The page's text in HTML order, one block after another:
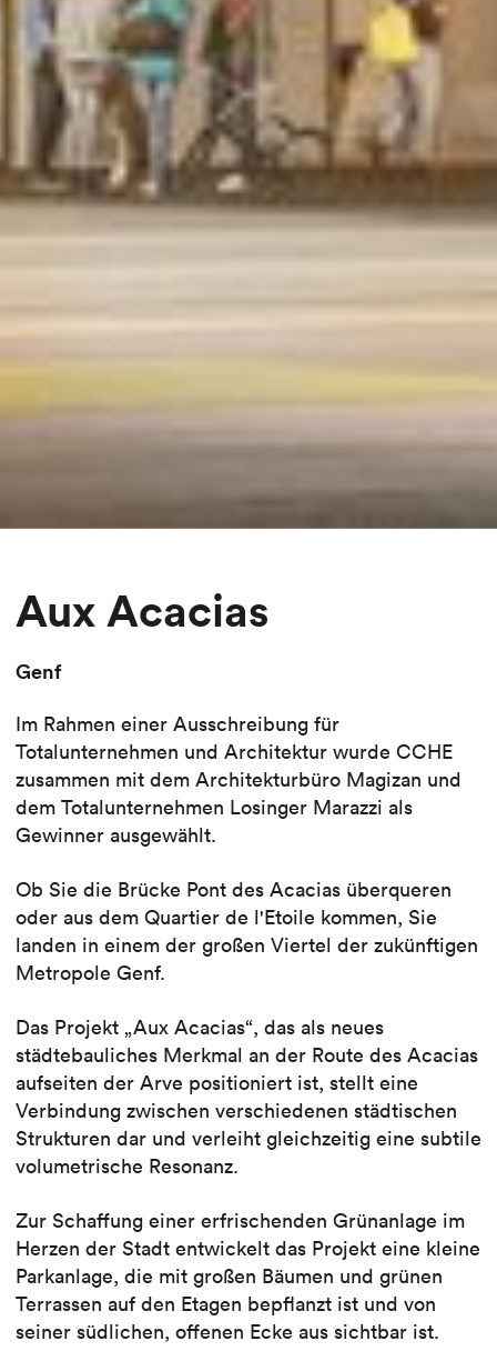
Aux Acacias
Genf
Im Rahmen einer Ausschreibung für
Totalunternehmen und Architektur wurde CCHE
zusammen mit dem Architekturbüro Magizan und
dem Totalunternehmen Losinger Marazzi als
Gewinner ausgewählt.
Ob Sie die Brücke Pont des Acacias überqueren
oder aus dem Quartier de l'Etoile kommen, Sie
landen in einem der großen Viertel der zukünftigen
Metropole Genf.
Das Projekt „Aux Acacias“, das als neues
städtebauliches Merkmal an der Route des Acacias
aufseiten der Arve positioniert ist, stellt eine
Verbindung zwischen verschiedenen städtischen
Strukturen dar und verleiht gleichzeitig eine subtile
volumetrische Resonanz.
Zur Schaffung einer erfrischenden Grünanlage im
Herzen der Stadt entwickelt das Projekt eine kleine
Parkanlage, die mit großen Bäumen und grünen
Terrassen auf den Etagen bepflanzt ist und von
seiner südlichen, offenen Ecke aus sichtbar ist.